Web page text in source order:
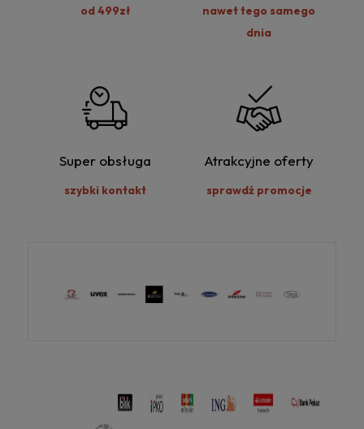
od 499zł
nawet tego samego
dnia
Super obsługa
szybki kontakt
Atrakcyjne oferty
sprawdź promocje